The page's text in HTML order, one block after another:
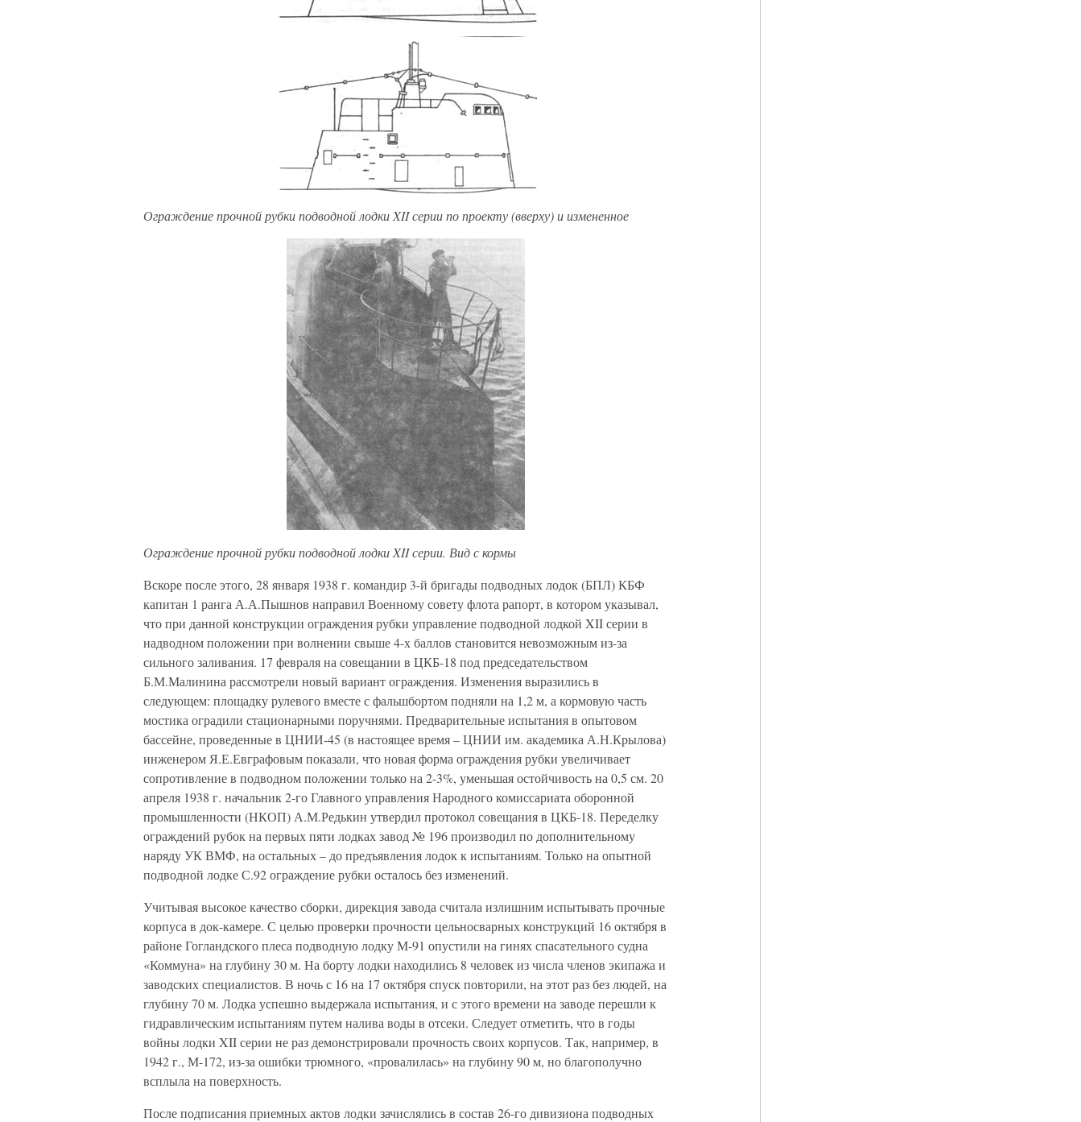
Ограждение прочной рубки подводной лодки XII серии по проекту (вверху) и измененное
Ограждение прочной рубки подводной лодки XII серии. Вид с кормы
Вскоре после этого, 28 января 1938 г. командир 3-й бригады подводных лодок (БПЛ) КБФ
капитан 1 ранга А.А.Пышнов направил Военному совету флота рапорт, в котором указывал,
что при данной конструкции ограждения рубки управление подводной лодкой XII серии в
надводном положении при волнении свыше 4-х баллов становится невозможным из-за
сильного заливания. 17 февраля на совещании в ЦКБ-18 под председательством
Б.М.Малинина рассмотрели новый вариант ограждения. Изменения выразились в
следующем: площадку рулевого вместе с фальшбортом подняли на 1,2 м, а кормовую часть
мостика оградили стационарными поручнями. Предварительные испытания в опытовом
бассейне, проведенные в ЦНИИ-45 (в настоящее время – ЦНИИ им. академика А.Н.Крылова)
инженером Я.Е.Евграфовым показали, что новая форма ограждения рубки увеличивает
сопротивление в подводном положении только на 2-3%, уменьшая остойчивость на 0,5 см. 20
апреля 1938 г. начальник 2-го Главного управления Народного комиссариата оборонной
промышленности (НКОП) А.М.Редькин утвердил протокол совещания в ЦКБ-18. Переделку
ограждений рубок на первых пяти лодках завод № 196 производил по дополнительному
наряду УК ВМФ, на остальных – до предъявления лодок к испытаниям. Только на опытной
подводной лодке С.92 ограждение рубки осталось без изменений.
Учитывая высокое качество сборки, дирекция завода считала излишним испытывать прочные
корпуса в док-камере. С целью проверки прочности цельносварных конструкций 16 октября в
районе Гогландского плеса подводную лодку М-91 опустили на гинях спасательного судна
«Коммуна» на глубину 30 м. На борту лодки находились 8 человек из числа членов экипажа и
заводских специалистов. В ночь с 16 на 17 октября спуск повторили, на этот раз без людей, на
глубину 70 м. Лодка успешно выдержала испытания, и с этого времени на заводе перешли к
гидравлическим испытаниям путем налива воды в отсеки. Следует отметить, что в годы
войны лодки XII серии не раз демонстрировали прочность своих корпусов. Так, например, в
1942 г., М-172, из-за ошибки трюмного, «провалилась» на глубину 90 м, но благополучно
всплыла на поверхность.
После подписания приемных актов лодки зачислялись в состав 26-го дивизиона подводных